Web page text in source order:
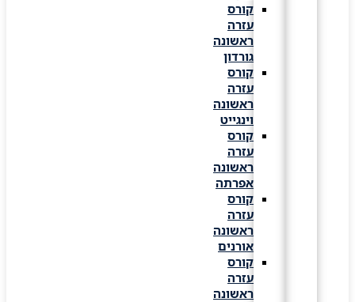
קורס
עזרה
ראשונה
גורדון
קורס
עזרה
ראשונה
וינגייט
קורס
עזרה
ראשונה
אפרתה
קורס
עזרה
ראשונה
אורנים
קורס
עזרה
ראשונה